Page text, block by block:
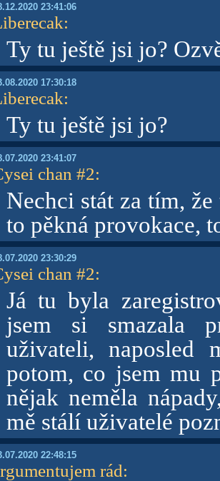
23:41:06
:
Ty tu ještě jsi jo?
17:30:18
:
Ty tu ještě jsi jo?
23:41:07
chan #2:
Nechci stát za tím,
to pěkná provokace,
23:30:29
chan #2:
Já tu byla
jsem si smazala
uživateli, naposled
potom, co jsem mu
nějak neměla
mě stálí uživatelé
22:48:15
rád: